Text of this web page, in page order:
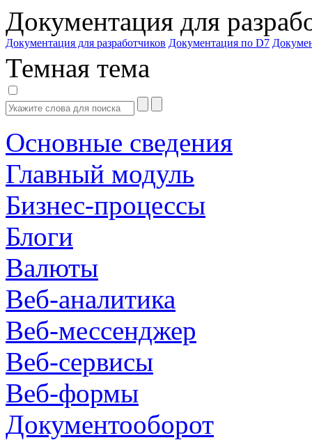
Документация для
Документация для разработчиков Документация по D7
Темная тема
Основные сведения
Главный модуль
Бизнес-процессы
Блоги
Валюты
Веб-аналитика
Веб-мессенджер
Веб-сервисы
Веб-формы
Документооборот